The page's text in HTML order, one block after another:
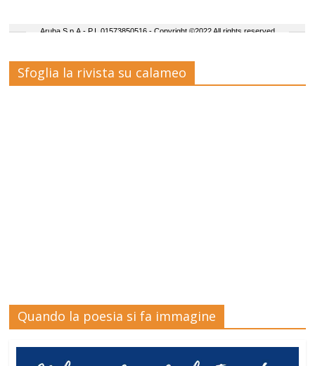
Sfoglia la rivista su calameo
Quando la poesia si fa immagine